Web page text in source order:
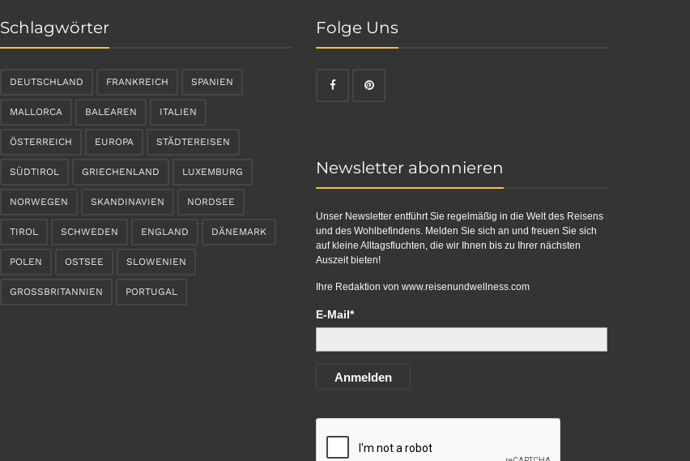
Schlagwörter
DEUTSCHLAND FRANKREICH SPANIEN
MALLORCA BALEAREN ITALIEN
ÖSTERREICH EUROPA STÄDTEREISEN
SÜDTIROL GRIECHENLAND LUXEMBURG
NORWEGEN SKANDINAVIEN NORDSEE
TIROL SCHWEDEN ENGLAND DÄNEMARK
POLEN OSTSEE SLOWENIEN
GROSSBRITANNIEN PORTUGAL
Folge Uns
Newsletter abonnieren
Unser Newsletter entführt Sie regelmäßig in die Welt des Reisens
und des Wohlbefindens. Melden Sie sich an und freuen Sie sich
auf kleine Alltagsfluchten, die wir Ihnen bis zu Ihrer nächsten
Auszeit bieten!
Ihre Redaktion von www.reisenundwellness.com
E-Mail*
Anmelden